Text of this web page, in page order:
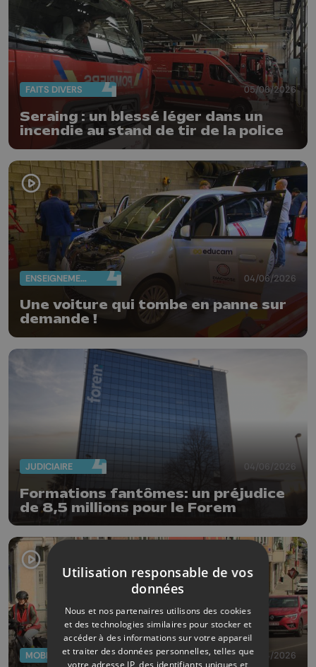
FAITS DIVERS 05/06/2026
Seraing : un blessé léger dans un
incendie au stand de tir de la police
ENSEIGNEMENT 04/06/2026
Une voiture qui tombe en panne sur
demande !
JUDICIAIRE 04/06/2026
Formations fantômes: un préjudice
de 8,5 millions pour le Forem
MOBILITÉ 11/04/2026
Utilisation responsable de vos
données
Nous et nos partenaires utilisons des cookies
et des technologies similaires pour stocker et
accéder à des informations sur votre appareil
et traiter des données personnelles, telles que
votre adresse IP, des identifiants uniques et